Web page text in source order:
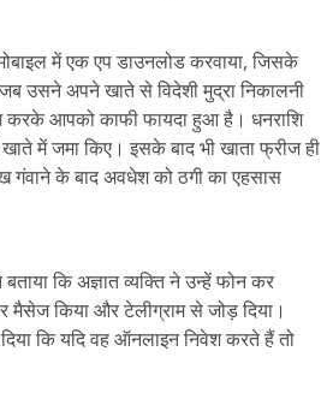
में एक एप डाउनलोड करवाया, जिसके
उसने अपने खाते से विदेशी मुद्रा निकालनी
करके आपको काफी फायदा हुआ है। धनराशि
में जमा किए। इसके बाद भी खाता फ्रीज ही
गंवाने के बाद अवधेश को ठगी का एहसास
कि अज्ञात व्यक्ति ने उन्हें फोन कर
मैसेज किया और टेलीग्राम से जोड़ दिया।
कि यदि वह ऑनलाइन निवेश करते हैं तो